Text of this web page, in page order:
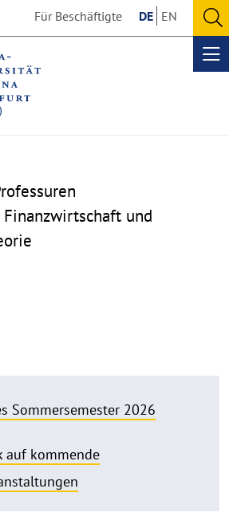
Für Beschäftigte DE EN
und
Sommersemester 2026
auf kommende